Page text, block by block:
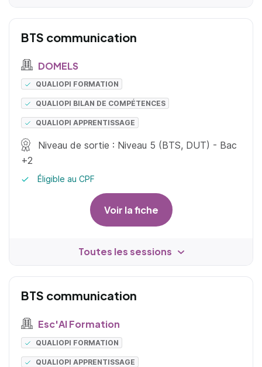
BTS communication
DOMELS
QUALIOPI FORMATION
QUALIOPI BILAN DE COMPÉTENCES
QUALIOPI APPRENTISSAGE
Niveau de sortie : Niveau 5 (BTS, DUT) - Bac
+2
Éligible au CPF
Voir la fiche
Toutes les sessions
BTS communication
Esc'Al Formation
QUALIOPI FORMATION
QUALIOPI APPRENTISSAGE